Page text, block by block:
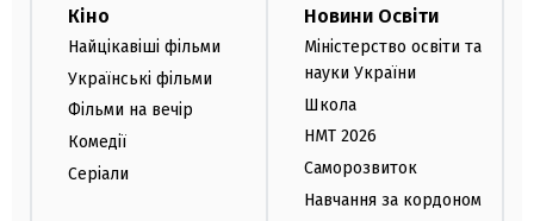
Кіно
Найцікавіші фільми
Українські фільми
Фільми на вечір
Комедії
Серіали
Новини Освіти
Міністерство освіти та
науки України
Школа
НМТ 2026
Саморозвиток
Навчання за кордоном